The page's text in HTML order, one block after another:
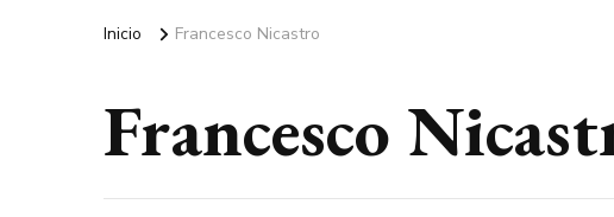
Inicio Francesco Nicastro
Francesco